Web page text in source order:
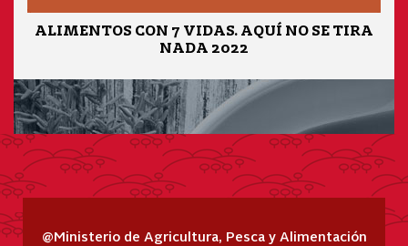
ALIMENTOS CON 7 VIDAS. AQUÍ NO SE TIRA
NADA 2022
@Ministerio de Agricultura, Pesca y Alimentación